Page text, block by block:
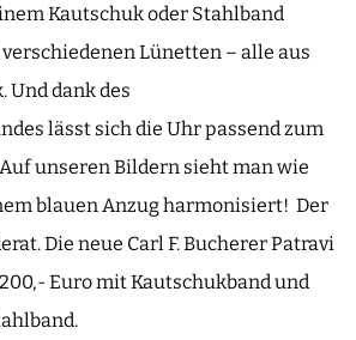
Kautschuk oder Stahlband
Lünetten – alle aus
Und dank des
lässt sich die Uhr passend zum
unseren Bildern sieht man wie
blauen Anzug harmonisiert! Der
Die neue Carl F. Bucherer Patravi
Euro mit Kautschukband und